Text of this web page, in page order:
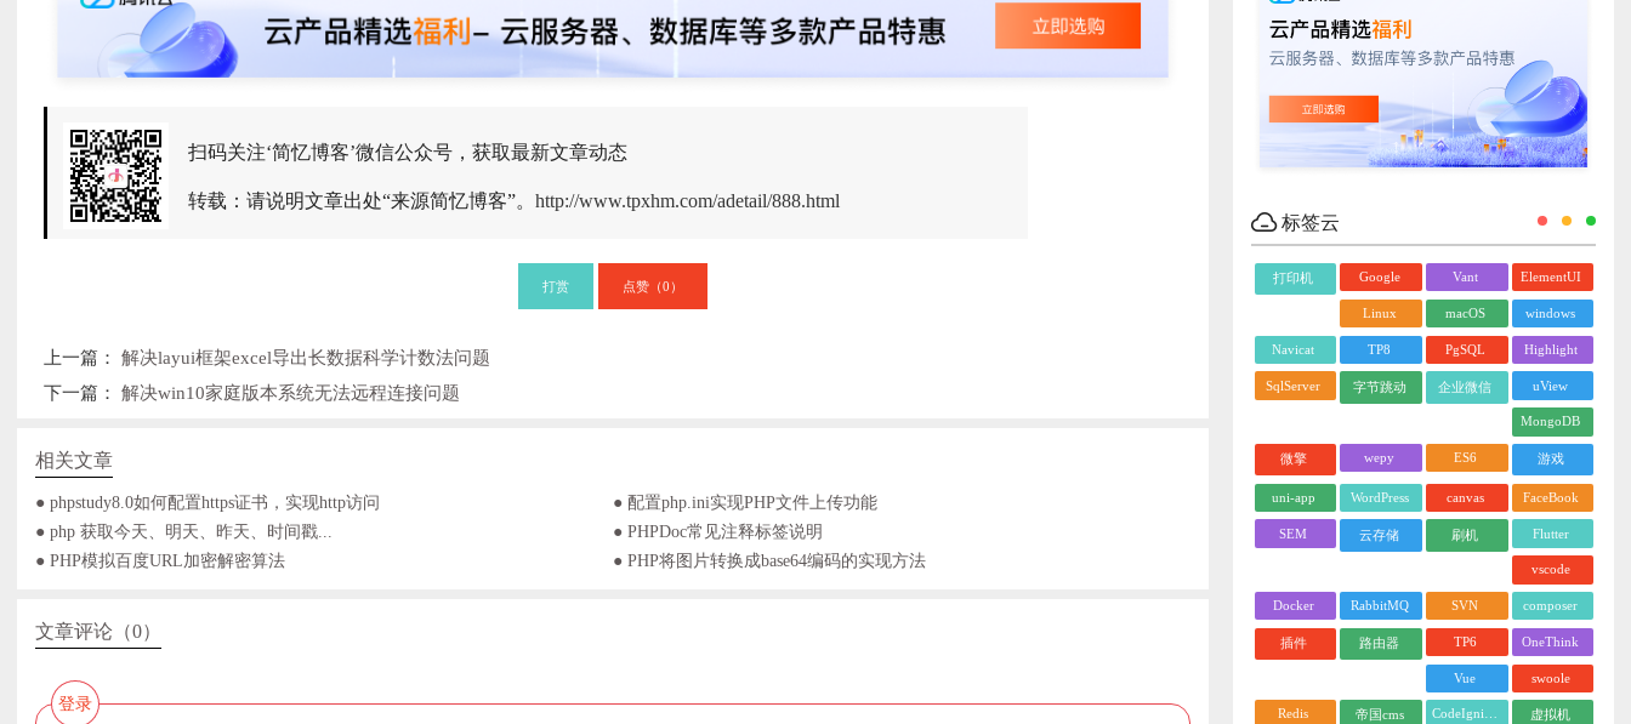
扫码关注‘简忆博客’微信公众号，获取最新文章动态
转载：请说明文章出处“来源简忆博客”。http://www.tpxhm.com/adetail/888.html
打赏 点赞（0 ）
上一篇： 解决layui框架excel导出长数据科学计数法问题
下一篇： 解决win10家庭版本系统无法远程连接问题
相关文章
● phpstudy8.0如何配置https证书，实现http访问
● 配置php.ini实现PHP文件上传功能
● php 获取今天、明天、昨天、时间戳...
● PHPDoc常见注释标签说明
● PHP模拟百度URL加密解密算法
● PHP将图片转换成base64编码的实现方法
文章评论（0）
登录
标签云
打印机 Google Vant ElementUI
Linux macOS windows
Navicat TP8 PgSQL Highlight
SqlServer 字节跳动 企业微信 uView
MongoDB
微擎 wepy ES6 游戏
uni-app WordPress canvas FaceBook
SEM 云存储 刷机 Flutter
vscode
Docker RabbitMQ SVN composer
插件 路由器 TP6 OneThink
Vue swoole
Redis 帝国cms CodeIgniter 虚拟机